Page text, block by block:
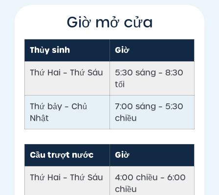
Giờ mở cửa
Thủy sinh Giờ
Thứ Hai – Thứ Sáu
5:30 sáng – 8:30
tối
Thứ bảy – Chủ
Nhật
7:00 sáng – 5:30
chiều
Cầu trượt nước Giờ
Thứ Hai – Thứ Sáu
4:00 chiều – 6:00
chiều